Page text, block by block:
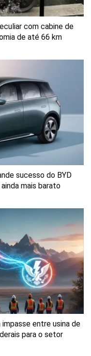
com cabine de
de até 66 km
sucesso do BYD
mais barato
entre usina de
para o setor